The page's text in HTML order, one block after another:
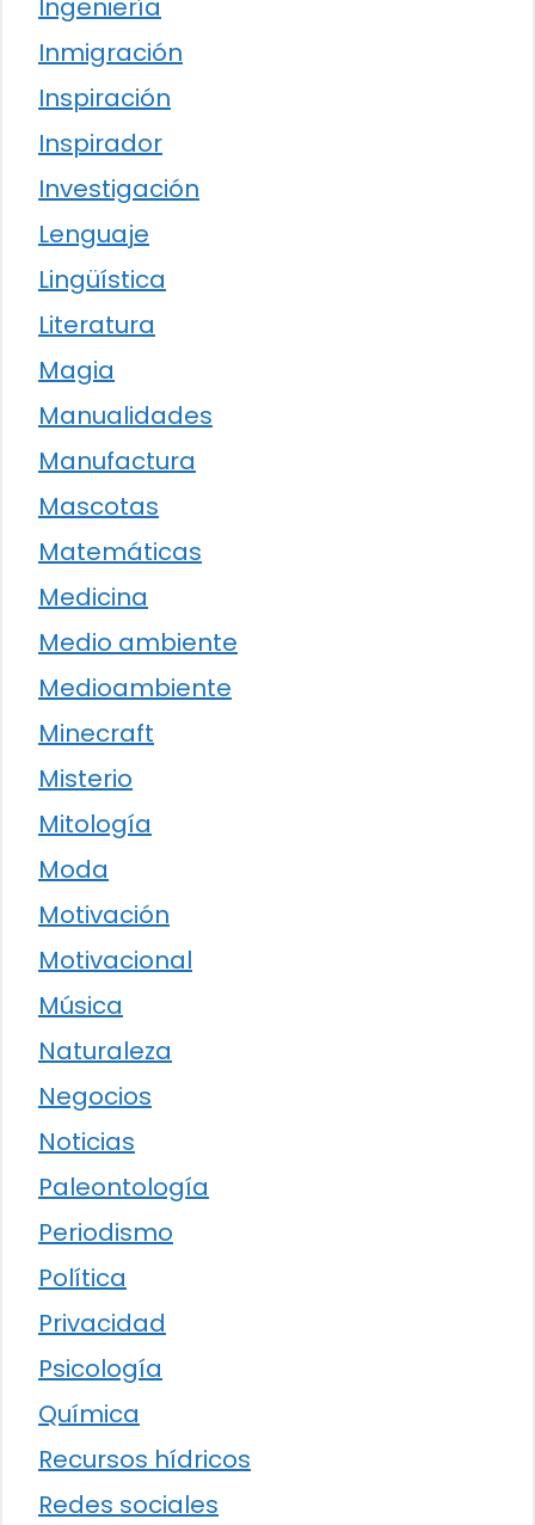
Ingeniería
Inmigración
Inspiración
Inspirador
Investigación
Lenguaje
Lingüística
Literatura
Magia
Manualidades
Manufactura
Mascotas
Matemáticas
Medicina
Medio ambiente
Medioambiente
Minecraft
Misterio
Mitología
Moda
Motivación
Motivacional
Música
Naturaleza
Negocios
Noticias
Paleontología
Periodismo
Política
Privacidad
Psicología
Química
Recursos hídricos
Redes sociales